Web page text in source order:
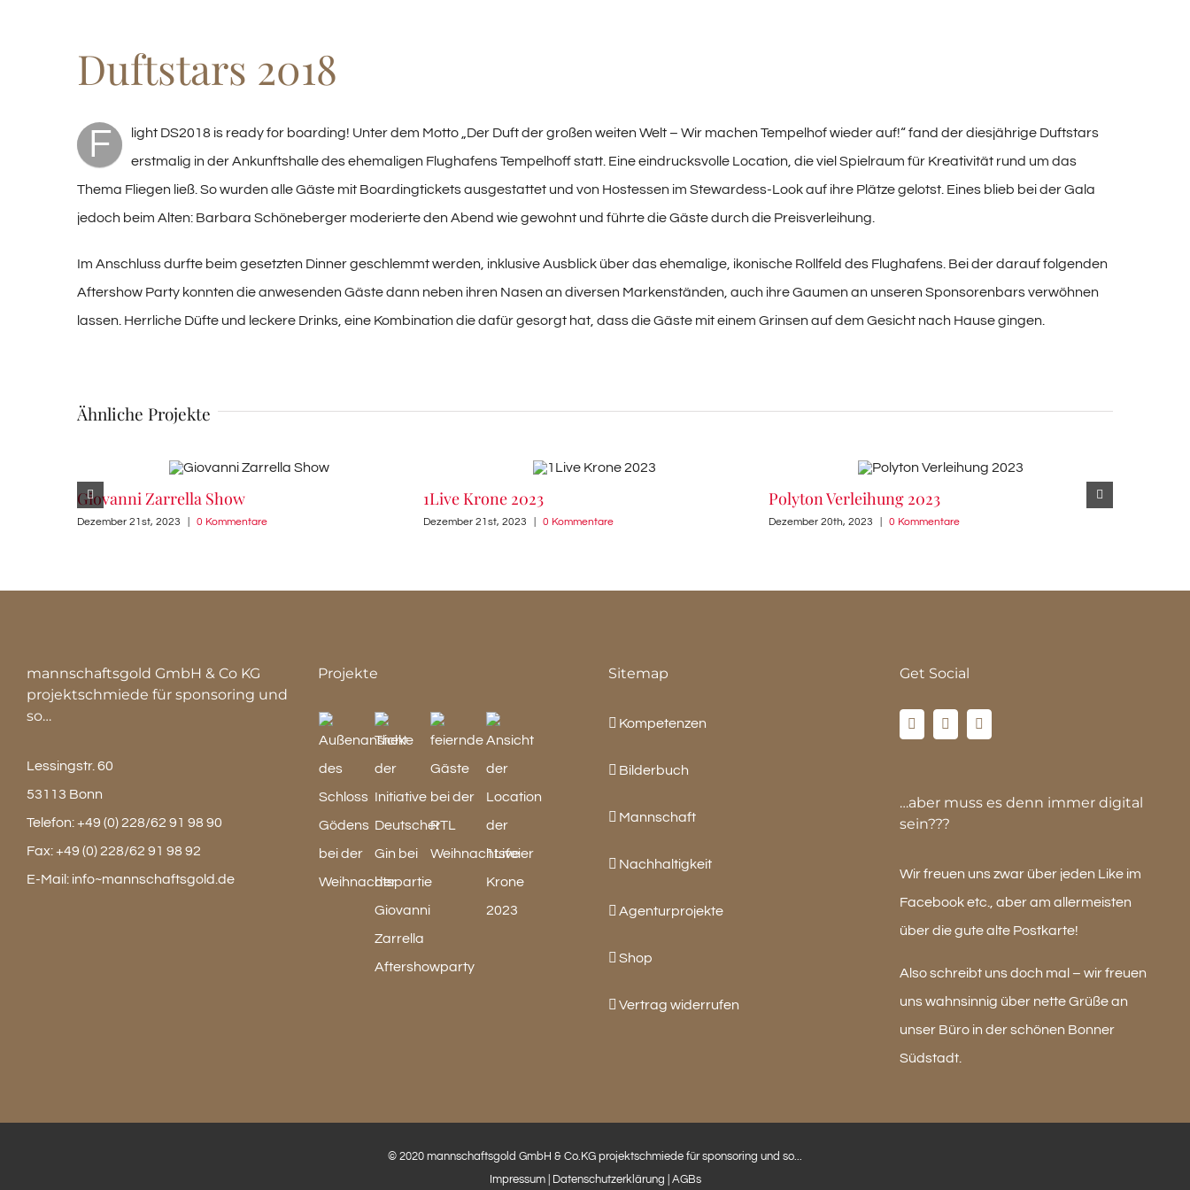
Duftstars 2018
F
light DS2018 is ready for boarding! Unter dem Motto „Der Duft der großen weiten Welt – Wir machen Tempelhof wieder auf!“ fand der diesjährige Duftstars
erstmalig in der Ankunftshalle des ehemaligen Flughafens Tempelhoff statt. Eine eindrucksvolle Location, die viel Spielraum für Kreativität rund um das
Thema Fliegen ließ. So wurden alle Gäste mit Boardingtickets ausgestattet und von Hostessen im Stewardess-Look auf ihre Plätze gelotst. Eines blieb bei der Gala
jedoch beim Alten: Barbara Schöneberger moderierte den Abend wie gewohnt und führte die Gäste durch die Preisverleihung.
Im Anschluss durfte beim gesetzten Dinner geschlemmt werden, inklusive Ausblick über das ehemalige, ikonische Rollfeld des Flughafens. Bei der darauf folgenden
Aftershow Party konnten die anwesenden Gäste dann neben ihren Nasen an diversen Markenständen, auch ihre Gaumen an unseren Sponsorenbars verwöhnen
lassen. Herrliche Düfte und leckere Drinks, eine Kombination die dafür gesorgt hat, dass die Gäste mit einem Grinsen auf dem Gesicht nach Hause gingen.
Ähnliche Projekte
Giovanni Zarrella Show
Dezember 21st, 2023 0 Kommentare
1Live Krone 2023
Dezember 21st, 2023 0 Kommentare
Polyton Verleihung 2023
Dezember 20th, 2023 0 Kommentare
mannschaftsgold GmbH & Co KG
projektschmiede für sponsoring und
so…
Lessingstr. 60
53113 Bonn
Telefon:+49 (0) 228/62 91 98 90
Fax:+49 (0) 228/62 91 98 92
E-Mail: info~mannschaftsgold.de
Projekte Sitemap
Kompetenzen
Bilderbuch
Mannschaft
Nachhaltigkeit
Agenturprojekte
Shop
Vertrag widerrufen
Get Social
…aber muss es denn immer digital
sein???
Wir freuen uns zwar über jeden Like im
Facebook etc., aber am allermeisten
über die gute alte Postkarte!
Also schreibt uns doch mal – wir freuen
uns wahnsinnig über nette Grüße an
unser Büro in der schönen Bonner
Südstadt.
© 2020 mannschaftsgold GmbH & Co.KG projektschmiede für sponsoring und so...
Impressum| Datenschutzerklärung AGBs